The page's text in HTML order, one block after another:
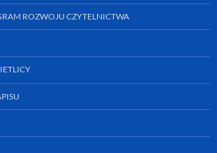
ROZWOJU CZYTELNICTWA